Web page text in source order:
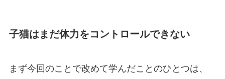
子猫はまだ体力をコントロールできない
まず今回のことで改めて学んだことのひとつは、